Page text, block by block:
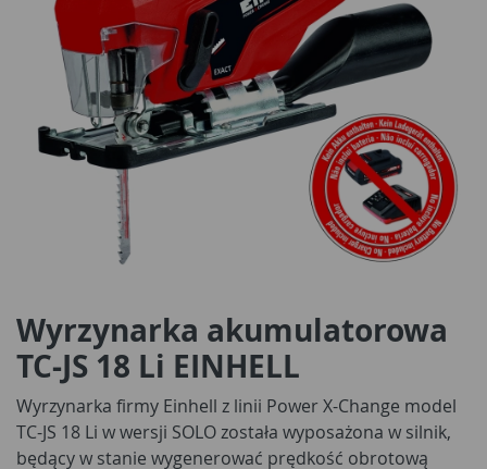
Wyrzynarka akumulatorowa
TC-JS 18 Li EINHELL
Wyrzynarka firmy Einhell z linii Power X-Change model
TC-JS 18 Li w wersji SOLO została wyposażona w silnik,
będący w stanie wygenerować prędkość obrotową